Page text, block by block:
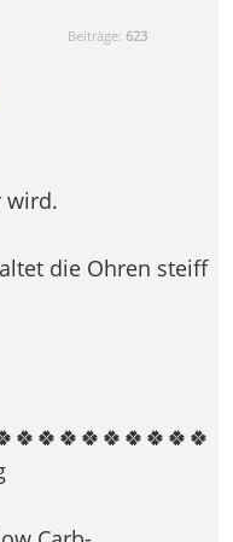
Beiträge: 623
wird.
die Ohren steiff